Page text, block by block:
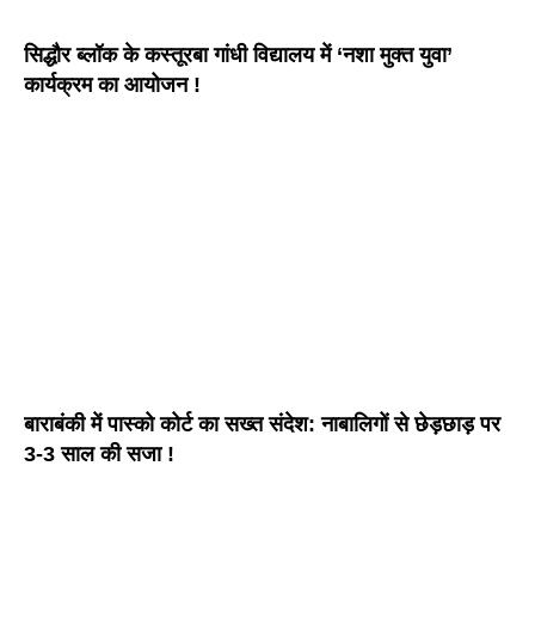
सिद्धौर ब्लॉक के कस्तूरबा गांधी विद्यालय में ‘नशा मुक्त युवा’
कार्यक्रम का आयोजन !
बाराबंकी में पास्को कोर्ट का सख्त संदेश: नाबालिगों से छेड़छाड़ पर
3-3 साल की सजा !